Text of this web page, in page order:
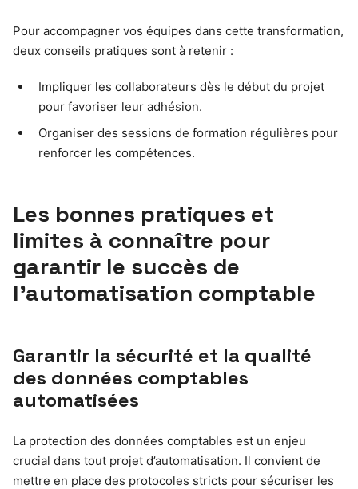
Pour accompagner vos équipes dans cette transformation,
deux conseils pratiques sont à retenir :
Impliquer les collaborateurs dès le début du projet
pour favoriser leur adhésion.
Organiser des sessions de formation régulières pour
renforcer les compétences.
Les bonnes pratiques et
limites à connaître pour
garantir le succès de
l’automatisation comptable
Garantir la sécurité et la qualité
des données comptables
automatisées
La protection des données comptables est un enjeu
crucial dans tout projet d’automatisation. Il convient de
mettre en place des protocoles stricts pour sécuriser les